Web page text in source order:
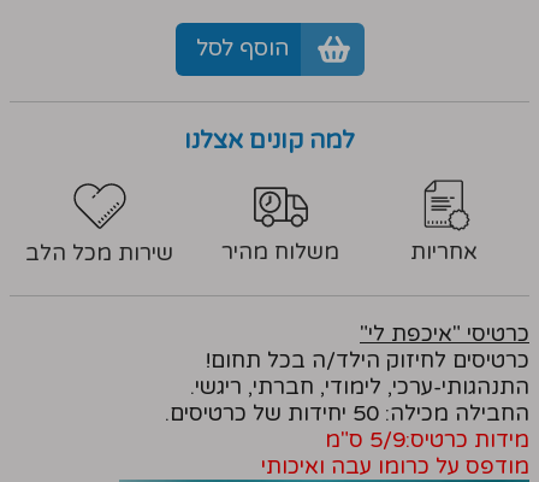
הוסף לסל
למה קונים אצלנו
אחריות משלוח מהיר שירות מכל הלב
כרטיסי "איכפת לי"
כרטיסים לחיזוק הילד/ה בכל תחום!
התנהגותי-ערכי, לימודי, חברתי, ריגשי.
החבילה מכילה: 50 יחידות של כרטיסים.
מידות כרטיס:5/9 ס"מ
מודפס על כרומו עבה ואיכותי